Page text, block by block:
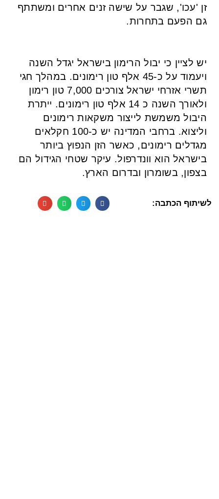
זן 'עכו', שגבר על שישה זנים אחרים ומשתתף
גם הפעם בתחרות.
יש לציין כי יבול הרימון בישראל יגדל השנה
ויעמוד על כ-45 אלף טון רימונים. במהלך חגי
תשרי אזרחי ישראל צורכים 7,000 טון רימון
ולאורך השנה כ 14 אלף טון רימונים. ייתרת
היבול משמשת לייצור משקאות רימונים
וליצוא. ברחבי המדינה יש כ-100 חקלאים
מגדלים רימונים, כאשר הזן הנפוץ ביותר
בישראל הוא וונדרפול. עיקר שטחי הגידול הם
בצפון, בשומרון ובדרום הארץ.
לשיתוף הכתבה: